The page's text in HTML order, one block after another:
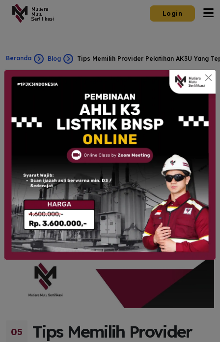
Login
Beranda Blog Tips Memilih Provider Pelatihan AK3U Yang
05
Tips Memilih Provider